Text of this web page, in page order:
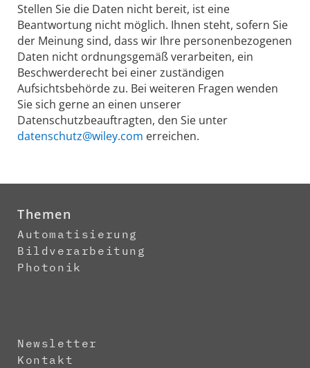
Stellen Sie die Daten nicht bereit, ist eine
Beantwortung nicht möglich. Ihnen steht, sofern Sie
der Meinung sind, dass wir Ihre personenbezogenen
Daten nicht ordnungsgemäß verarbeiten, ein
Beschwerderecht bei einer zuständigen
Aufsichtsbehörde zu. Bei weiteren Fragen wenden
Sie sich gerne an einen unserer
Datenschutzbeauftragten, den Sie unter
datenschutz@wiley.com erreichen.
Themen
Automatisierung
Bildverarbeitung
Photonik
Newsletter
Kontakt